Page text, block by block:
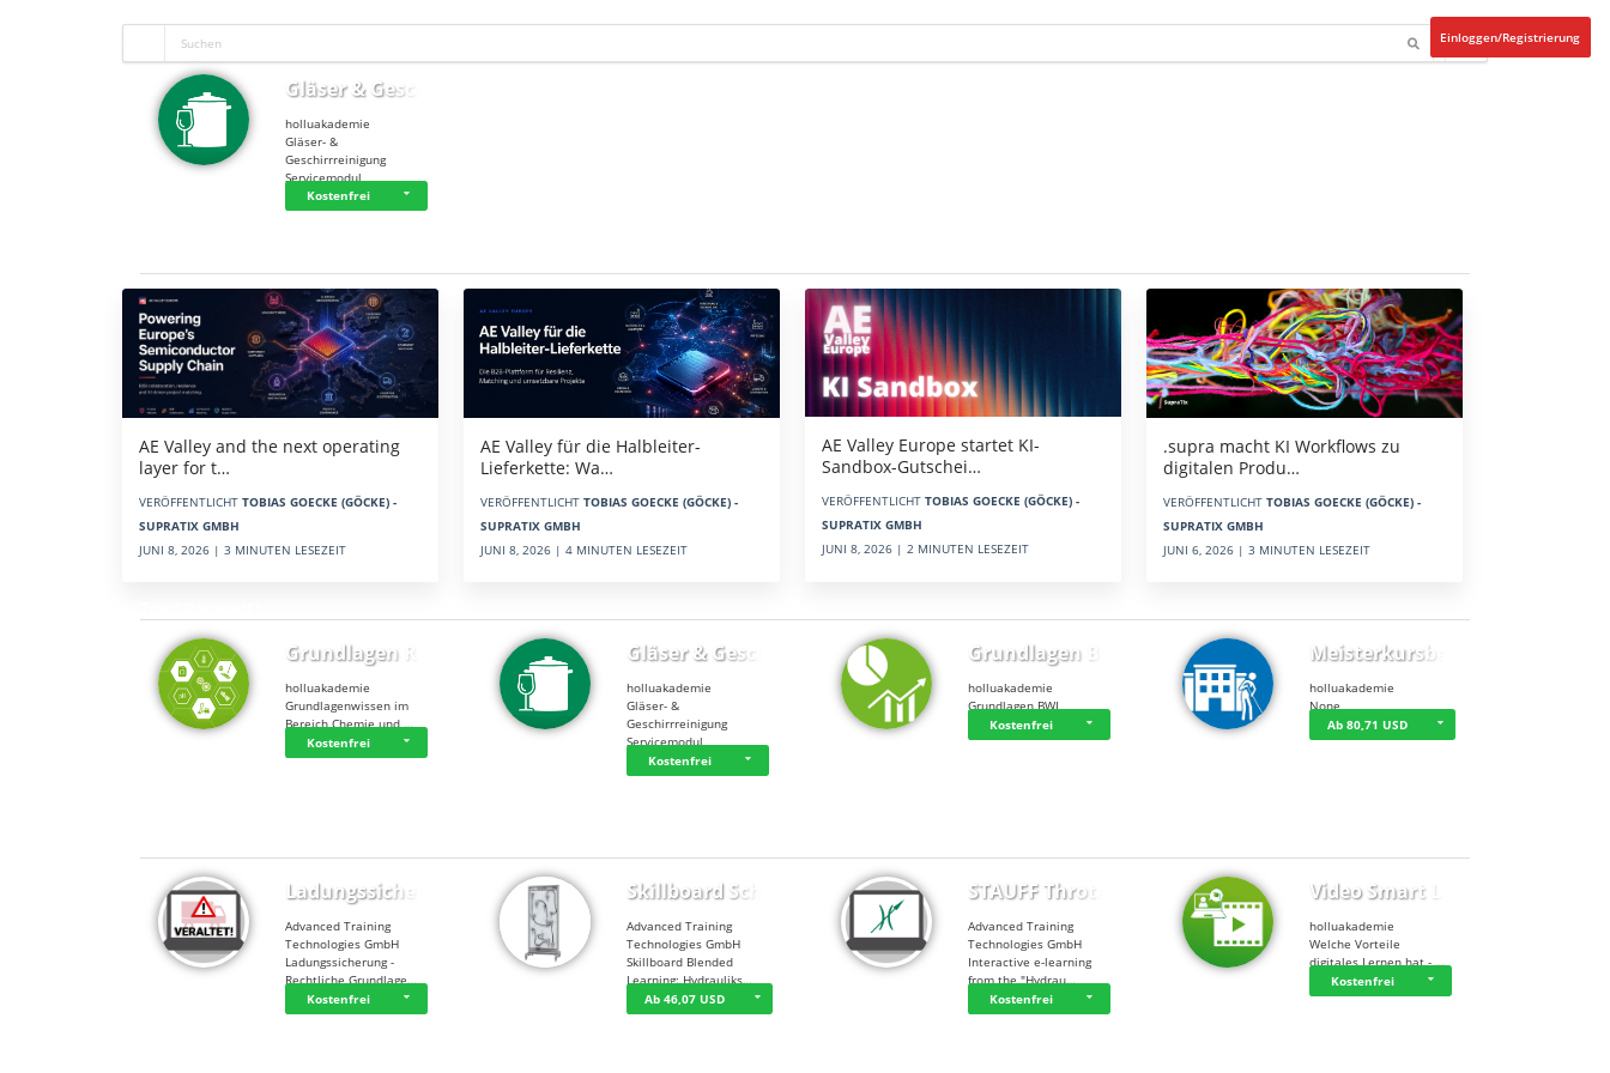
Einloggen/Registrierung
Gläser & Geschi…
holluakademie
Gläser- &
Geschirrreinigung
Servicemodul
Kostenfrei
AE Valley and the next operating
layer for t…
VERÖFFENTLICHT TOBIAS GOECKE (GÖCKE) -
SUPRATIX GMBH
JUNI 8, 2026 | 3 MINUTEN LESEZEIT
AE Valley für die Halbleiter-
Lieferkette: Wa…
VERÖFFENTLICHT TOBIAS GOECKE (GÖCKE) -
SUPRATIX GMBH
JUNI 8, 2026 | 4 MINUTEN LESEZEIT
AE Valley Europe startet KI-
Sandbox-Gutschei…
VERÖFFENTLICHT TOBIAS GOECKE (GÖCKE) -
SUPRATIX GMBH
JUNI 8, 2026 | 2 MINUTEN LESEZEIT
.supra macht KI Workflows zu
digitalen Produ…
VERÖFFENTLICHT TOBIAS GOECKE (GÖCKE) -
SUPRATIX GMBH
JUNI 6, 2026 | 3 MINUTEN LESEZEIT
Grundlagen Rein…
holluakademie
Grundlagenwissen im
Bereich Chemie und …
Kostenfrei
Gläser & Geschi…
holluakademie
Gläser- &
Geschirrreinigung
Servicemodul
Kostenfrei
Grundlagen BWL
holluakademie
Grundlagen BWL
Kostenfrei
Meisterkursbegl…
holluakademie
None
Ab 80,71 USD
Ladungssicherung
Advanced Training
Technologies GmbH
Ladungssicherung -
Rechtliche Grundlage…
Kostenfrei
Skillboard Schl…
Advanced Training
Technologies GmbH
Skillboard Blended
Learning: Hydrauliks…
Ab 46,07 USD
STAUFF Throttle…
Advanced Training
Technologies GmbH
Interactive e-learning
from the "Hydrau…
Kostenfrei
Video Smart Lea…
holluakademie
Welche Vorteile
digitales Lernen hat - …
Kostenfrei